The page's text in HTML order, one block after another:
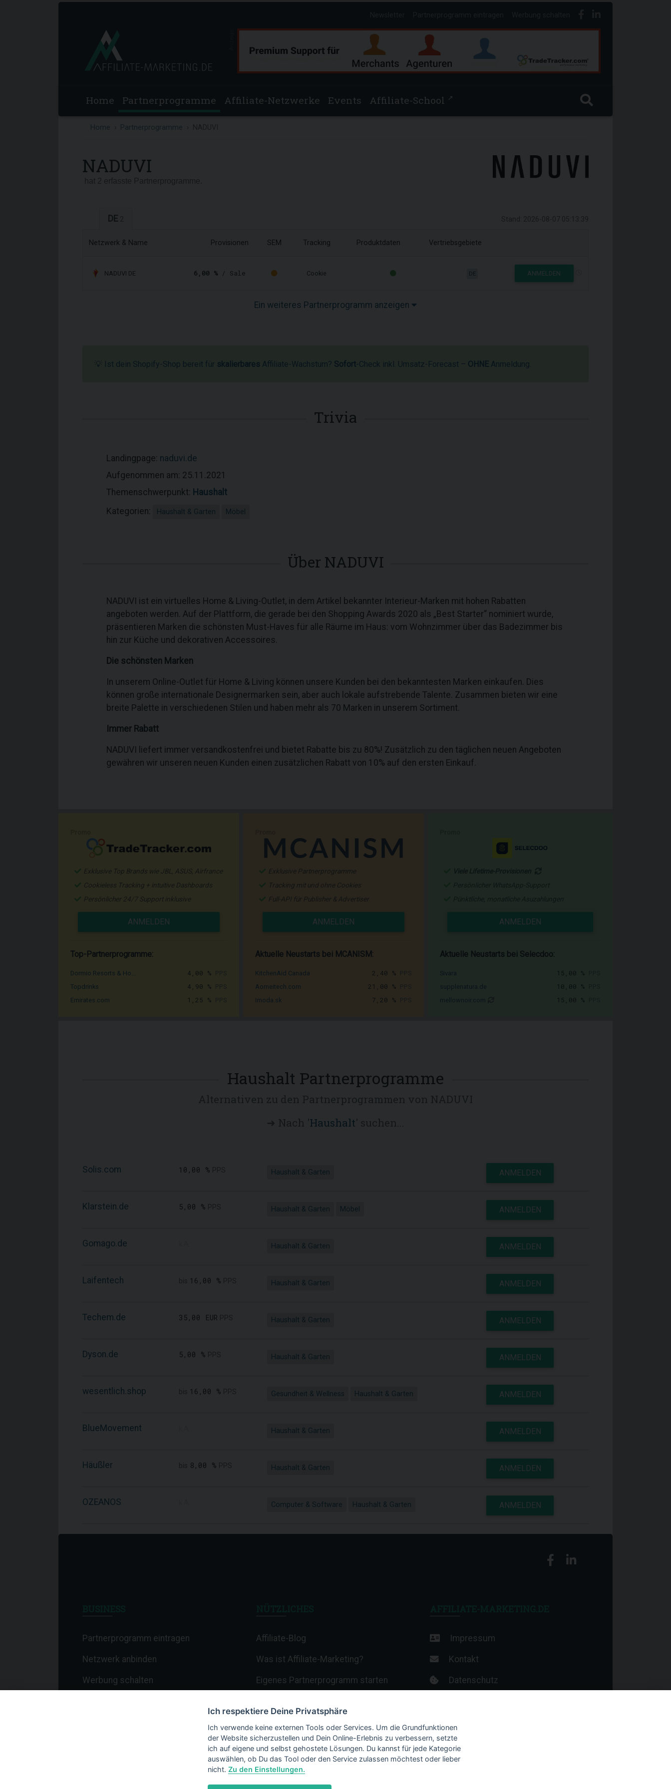
Home Partnerprogramme Affiliate-Netzwerke Events Affiliate-School ↗
Home Partnerprogramme
NADUVI
DE
Netzwerk & Name Provisionen SEM Tracking Produktdaten Vertriebsgebiete
NADUVI DE 6,00 % / Sale Cookie DE ANMELDEN
Ein weiteres Partnerprogramm anzeigen
💡 Ist dein Shopify-Shop bereit für skalierbares Affiliate-Wachstum? Sofort-Check inkl. Umsatz-Forecast – OHNE Anmeldung.
Trivia
Landingpage: naduvi.de
Aufgenommen am: 25.11.2021
Themenschwerpunkt: Haushalt
Kategorien:
Haushalt & Garten Möbel
Über NADUVI
NADUVI ist ein virtuelles Home & Living-Outlet, in dem Artikel bekannter Interieur-Marken mit hohen Rabatten
angeboten werden. Auf der Plattform, die gerade bei den Shopping Awards 2020 als „Best Starter“ nominiert wurde,
präsentieren Marken die schönsten Must-Haves für alle Räume im Haus: vom Wohnzimmer über das Badezimmer bis
hin zur Küche und dekorativen Accessoires.
Die schönsten Marken
In unserem Online-Outlet für Home & Living können unsere Kunden bei den bekanntesten Marken einkaufen. Dies
können große internationale Designermarken sein, aber auch lokale aufstrebende Talente. Zusammen bieten wir eine
breite Palette in verschiedenen Stilen und haben mehr als 70 Marken in unserem Sortiment.
Immer Rabatt
NADUVI liefert immer versandkostenfrei und bietet Rabatte bis zu 80%! Zusätzlich zu den täglichen neuen Angeboten
gewähren wir unseren neuen Kunden einen zusätzlichen Rabatt von 10% auf den ersten Einkauf.
Exklusive Top Brands wie JBL, ASUS, Airfrance
Cookieless Tracking + intuitive Dashboards
Persönlicher 24/7 Support inklusive
ANMELDEN
Top-Partnerprogramme:
Dormio Resorts & Ho... 4,00 %
Topdrinks 4,90 %
Emirates.com 1,25 %
Exklusive Partnerprogramme
Tracking mit und ohne Cookies
Full-API für Publisher & Advertiser
ANMELDEN
Aktuelle Neustarts bei MCANISM:
KitchenAid Canada 2,40 %
Aomeitech.com 21,00 %
Imoda.sk 7,20 %
ANMELDEN
Aktuelle Neustarts bei Selecdoo:
15,00 %
10,00 %
15,00 %
Haushalt Partnerprogramme
Haushalt
Solis.com 10,00 % Haushalt & Garten ANMELDEN
Klarstein.de 5,00 % Haushalt & Garten Möbel ANMELDEN
Gomago.de Haushalt & Garten ANMELDEN
Laifentech 16,00 % Haushalt & Garten ANMELDEN
Techem.de 35,00 EUR Haushalt & Garten ANMELDEN
Dyson.de 5,00 % Haushalt & Garten ANMELDEN
wesentlich.shop 16,00 % Gesundheit & Wellness Haushalt & Garten ANMELDEN
BlueMovement Haushalt & Garten ANMELDEN
Häußler 8,00 % Haushalt & Garten ANMELDEN
OZEANOS Computer & Software Haushalt & Garten ANMELDEN
Partnerprogramm eintragen
Netzwerk anbinden
Werbung schalten
Affiliate-Blog
Was ist Affiliate-Marketing?
Eigenes Partnerprogramm starten
Termine & Veranstaltungen
Webhosting-Anbieter
Impressum
Kontakt
Datenschutz
Ich respektiere Deine Privatsphäre
Ich verwende keine externen Tools oder Services. Um die Grundfunktionen
der Website sicherzustellen und Dein Online-Erlebnis zu verbessern, setzte
ich auf eigene und selbst gehostete Lösungen. Du kannst für jede Kategorie
auswählen, ob Du das Tool oder den Service zulassen möchtest oder lieber
nicht. Zu den Einstellungen.